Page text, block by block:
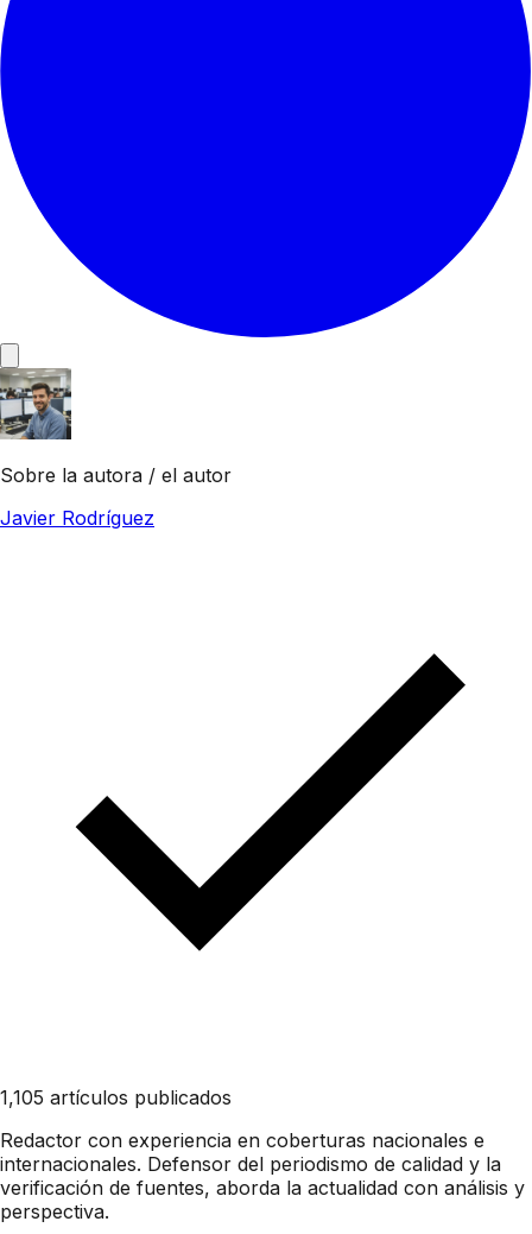
Sobre la autora / el autor
Javier Rodríguez
1,105 artículos publicados
Redactor con experiencia en coberturas nacionales e
internacionales. Defensor del periodismo de calidad y la
verificación de fuentes, aborda la actualidad con análisis y
perspectiva.